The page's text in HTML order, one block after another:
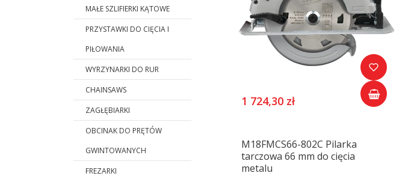
MAŁE SZLIFIERKI KĄTOWE
PRZYSTAWKI DO CIĘCIA I
PIŁOWANIA
WYRZYNARKI DO RUR
CHAINSAWS
ZAGŁĘBIARKI
OBCINAK DO PRĘTÓW
GWINTOWANYCH
FREZARKI
1 724,30 zł
M18FMCS66-802C Pilarka
tarczowa 66 mm do cięcia
metalu